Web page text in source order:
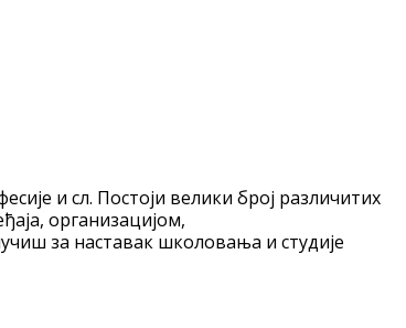
и сл. Постоји велики број различитих
организацијом,
за наставак школовања и студије